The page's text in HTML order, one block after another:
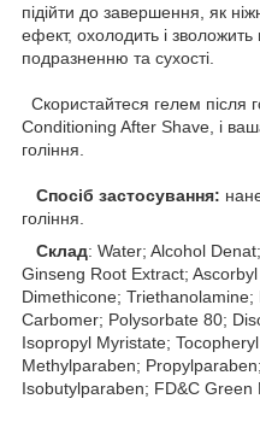
підійти до завершення, як
ефект, охолодить і зволожить
подразненню та сухості.
Скористайтеся гелем після
Conditioning After Shave, і
гоління.
Спосіб застосування:
гоління.
Склад: Water; Alcohol
Ginseng Root Extract;
Dimethicone;
Carbomer; Polysorbate 80;
Isopropyl Myristate;
Methylparaben;
Isobutylparaben; FD&C Green